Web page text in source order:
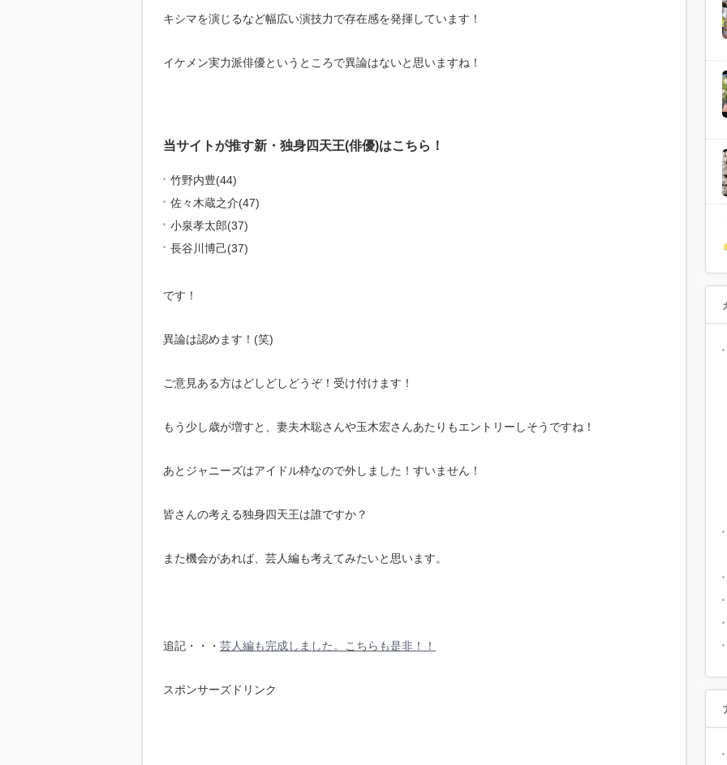
キシマを演じるなど幅広い演技力で存在感を発揮しています！
イケメン実力派俳優というところで異論はないと思いますね！
当サイトが推す新・独身四天王(俳優)はこちら！
竹野内豊(44)
佐々木蔵之介(47)
小泉孝太郎(37)
長谷川博己(37)
です！
異論は認めます！(笑)
ご意見ある方はどしどしどうぞ！受け付けます！
もう少し歳が増すと、妻夫木聡さんや玉木宏さんあたりもエントリーしそうですね！
あとジャニーズはアイドル枠なので外しました！すいません！
皆さんの考える独身四天王は誰ですか？
また機会があれば、芸人編も考えてみたいと思います。
追記・・・ 芸人編も完成しました。こちらも是非！！
スポンサーズドリンク